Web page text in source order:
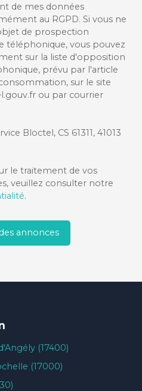
de mes données
au RGPD. Si vous ne
de prospection
téléphonique, vous pouvez
sur la liste d'opposition
prévu par l'article
sur le site
ou par courrier
Bloctel, CS 61311, 41013
le traitement de vos
veuillez consulter notre
.
annonces
(17400)
(17000)